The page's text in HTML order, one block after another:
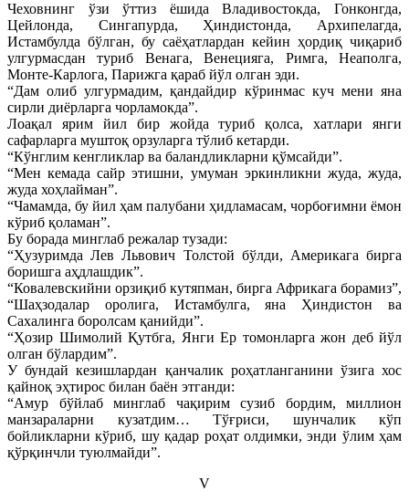
Чеховнинг ўзи ўттиз ёшида Владивостокда, Гонконгда,
Цейлонда, Сингапурда, Ҳиндистонда, Архипелагда,
Истамбулда бўлган, бу саёҳатлардан кейин ҳордиқ чиқариб
улгурмасдан туриб Венага, Венецияга, Римга, Неаполга,
Монте-Карлога, Парижга қараб йўл олган эди.
“Дам олиб улгурмадим, қандайдир кўринмас куч мени яна
сирли диёрларга чорламокда”.
Лоақал ярим йил бир жойда туриб қолса, хатлари янги
сафарларга муштоқ орзуларга тўлиб кетарди.
“Кўнглим кенгликлар ва баландликларни қўмсайди”.
“Мен кемада сайр этишни, умуман эркинликни жуда, жуда,
жуда хоҳлайман”.
“Чамамда, бу йил ҳам палубани ҳидламасам, чорбоғимни ёмон
кўриб қоламан”.
Бу борада минглаб режалар тузади:
“Ҳузуримда Лев Львович Толстой бўлди, Америкага бирга
боришга аҳдлашдик”.
“Ковалевскийни орзиқиб кутяпман, бирга Африкага борамиз”,
“Шаҳзодалар оролига, Истамбулга, яна Ҳиндистон ва
Сахалинга боролсам қанийди”.
“Ҳозир Шимолий Қутбга, Янги Ер томонларга жон деб йўл
олган бўлардим”.
У бундай кезишлардан қанчалик роҳатланганини ўзига хос
қайноқ эҳтирос билан баён этганди:
“Амур бўйлаб минглаб чақирим сузиб бордим, миллион
манзараларни кузатдим… Тўғриси, шунчалик кўп
бойликларни кўриб, шу қадар роҳат олдимки, энди ўлим ҳам
қўрқинчли туюлмайди”.
V